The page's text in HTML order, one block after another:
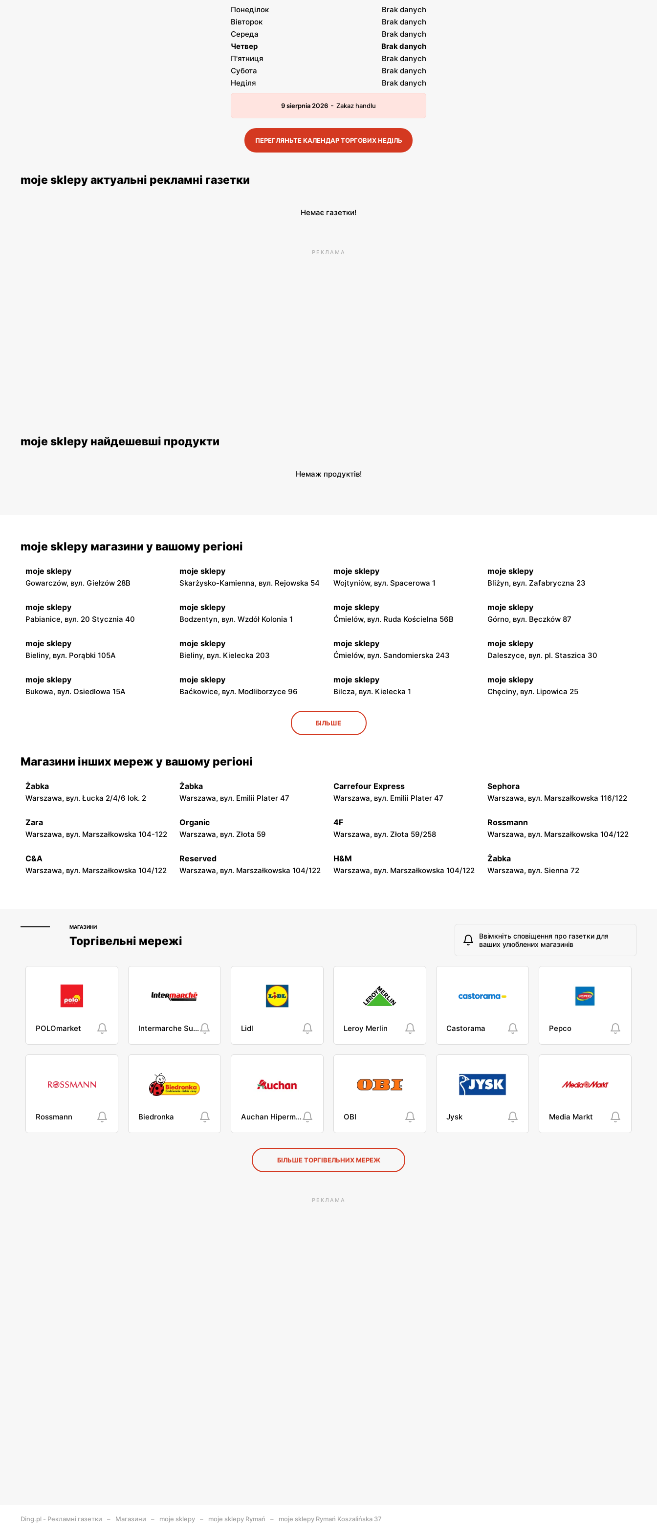
Понеділок
Brak danych
Вівторок
Brak danych
Середа
Brak danych
Четвер
Brak danych
П'ятниця
Brak danych
Субота
Brak danych
Неділя
Brak danych
9 sierpnia 2026 - Zakaz handlu
ПЕРЕГЛЯНЬТЕ КАЛЕНДАР ТОРГОВИХ НЕДІЛЬ
moje sklepy актуальні рекламні газетки
Немає газетки!
РЕКЛАМА
moje sklepy найдешевші продукти
Немаж продуктів!
moje sklepy магазини у вашому регіоні
moje sklepy
Gowarczów, вул. Giełzów 28B
moje sklepy
Skarżysko-Kamienna, вул. Rejowska 54
moje sklepy
Wojtyniów, вул. Spacerowa 1
moje sklepy
Bliżyn, вул. Zafabryczna 23
moje sklepy
Pabianice, вул. 20 Stycznia 40
moje sklepy
Bodzentyn, вул. Wzdół Kolonia 1
moje sklepy
Ćmielów, вул. Ruda Kościelna 56B
moje sklepy
Górno, вул. Bęczków 87
moje sklepy
Bieliny, вул. Porąbki 105A
moje sklepy
Bieliny, вул. Kielecka 203
moje sklepy
Ćmielów, вул. Sandomierska 243
moje sklepy
Daleszyce, вул. pl. Staszica 30
moje sklepy
Bukowa, вул. Osiedlowa 15A
moje sklepy
Baćkowice, вул. Modliborzyce 96
moje sklepy
Bilcza, вул. Kielecka 1
moje sklepy
Chęciny, вул. Lipowica 25
moje sklepy
Gorzyce, вул. Szkolna 44
Jadachy, вул. Jadachy 111 Jeżowe, вул. Zalesie 77
moje sklepy
Górki, вул. Górki 71
moje sklepy
Gumniska, вул. Gumniska 157C
moje sklepy
Iwierzyce, вул. Iwierzyce 152A
moje sklepy
Tczew, вул. Franciszka Żwirki 61
moje sklepy
Hyżne, вул. Hyżne 100
moje sklepy
Jarosław, вул. Pełkińska 147
moje sklepy
Niebylec, вул. Niebylec 139
moje sklepy
Opole, вул. Grudzicka 45
БІЛЬШЕ
Магазини інших мереж у вашому регіоні
Żabka
Warszawa, вул. Łucka 2/4/6 lok. 2
Żabka
Warszawa, вул. Emilii Plater 47
Carrefour Express
Warszawa, вул. Emilii Plater 47
Sephora
Warszawa, вул. Marszałkowska 116/122
Zara
Warszawa, вул. Marszałkowska 104-122
Organic
Warszawa, вул. Złota 59
4F
Warszawa, вул. Złota 59/258
Rossmann
Warszawa, вул. Marszałkowska 104/122
C&A
Warszawa, вул. Marszałkowska 104/122
Reserved
Warszawa, вул. Marszałkowska 104/122
H&M
Warszawa, вул. Marszałkowska 104/122
Żabka
Warszawa, вул. Sienna 72
МАГАЗИНИ
Торгівельні мережі
Ввімкніть сповіщення про газетки для
ваших улюблених магазинів
POLOmarket Intermarche Super Lidl Leroy Merlin Castorama Pepco
Rossmann Biedronka Auchan Hipermarket OBI Jysk Media Markt
БІЛЬШЕ ТОРГІВЕЛЬНИХ МЕРЕЖ
РЕКЛАМА
Ding.pl - Рекламні газетки Магазини moje sklepy moje sklepy Rymań moje sklepy Rymań Koszalińska 37